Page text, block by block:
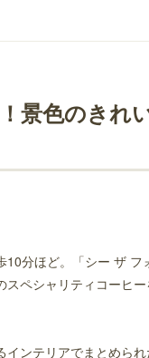
景色のきれ
10分ほど。「シー ザ フ
スペシャリティコーヒー
インテリアでまとめら